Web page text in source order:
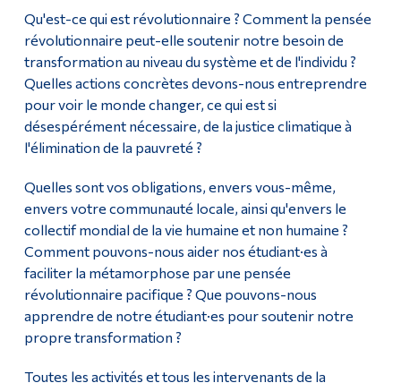
Qu'est-ce qui est révolutionnaire ? Comment la pensée
révolutionnaire peut-elle soutenir notre besoin de
transformation au niveau du système et de l'individu ?
Quelles actions concrètes devons-nous entreprendre
pour voir le monde changer, ce qui est si
désespérément nécessaire, de la justice climatique à
l'élimination de la pauvreté ?
Quelles sont vos obligations, envers vous-même,
envers votre communauté locale, ainsi qu'envers le
collectif mondial de la vie humaine et non humaine ?
Comment pouvons-nous aider nos étudiant·es à
faciliter la métamorphose par une pensée
révolutionnaire pacifique ? Que pouvons-nous
apprendre de notre étudiant·es pour soutenir notre
propre transformation ?
Toutes les activités et tous les intervenants de la